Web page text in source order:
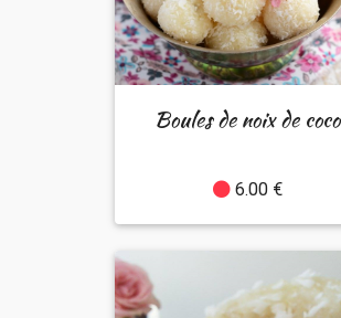
Boules de noix de coco
6.00 €